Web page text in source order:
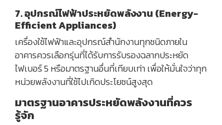
7. อุปกรณ์ไฟฟ้าประหยัดพลังงาน (Energy-
Efficient Appliances)
เครื่องใช้ไฟฟ้าและอุปกรณ์สำนักงานทุกชนิดภายใน
อาคารควรเลือกรุ่นที่ได้รับการรับรองฉลากประหยัด
ไฟเบอร์ 5 หรือมาตรฐานอื่นที่เทียบเท่า เพื่อให้มั่นใจว่าทุก
หน่วยพลังงานที่ใช้ไปเกิดประโยชน์สูงสุด
มาตรฐานอาคารประหยัดพลังงานที่ควร
รู้จัก